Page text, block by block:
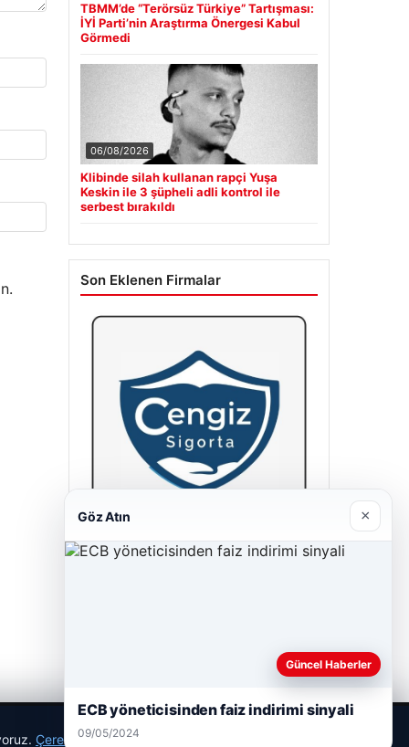
TBMM’de “Terörsüz Türkiye” Tartışması:
İYİ Parti’nin Araştırma Önergesi Kabul
Görmedi
06/08/2026
Klibinde silah kullanan rapçi Yuşa
Keskin ile 3 şüpheli adli kontrol ile
serbest bırakıldı
Son Eklenen Firmalar
Cengiz Sigorta
Çerez Politikamız
Göz Atın ×
Güncel Haberler
ECB yöneticisinden faiz indirimi sinyali
09/05/2024